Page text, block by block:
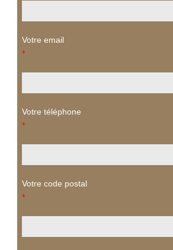
Votre email
*
Votre téléphone
*
Votre code postal
*